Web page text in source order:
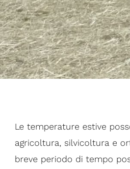
Le temperature estive
agricoltura, silvicoltura e
breve periodo di tempo